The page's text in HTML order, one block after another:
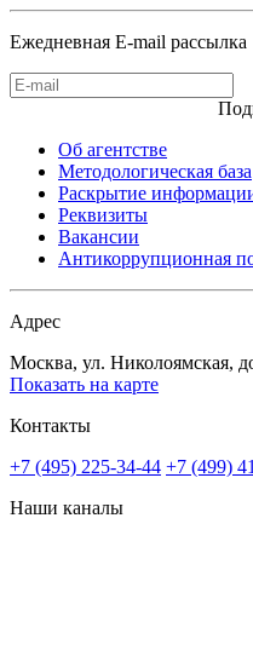
Ежедневная E-mail рассылка
Об агентстве
Методологическая база
Раскрытие
Реквизиты
Вакансии
Антикоррупционная
Адрес
Москва, ул. Николоямская,
Показать на карте
Контакты
+7 (495) 225-34-44 +7 (499)
Наши каналы